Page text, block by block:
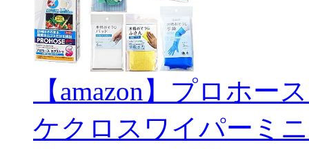
【amazon】プロホー
ケクロスワイパーミ